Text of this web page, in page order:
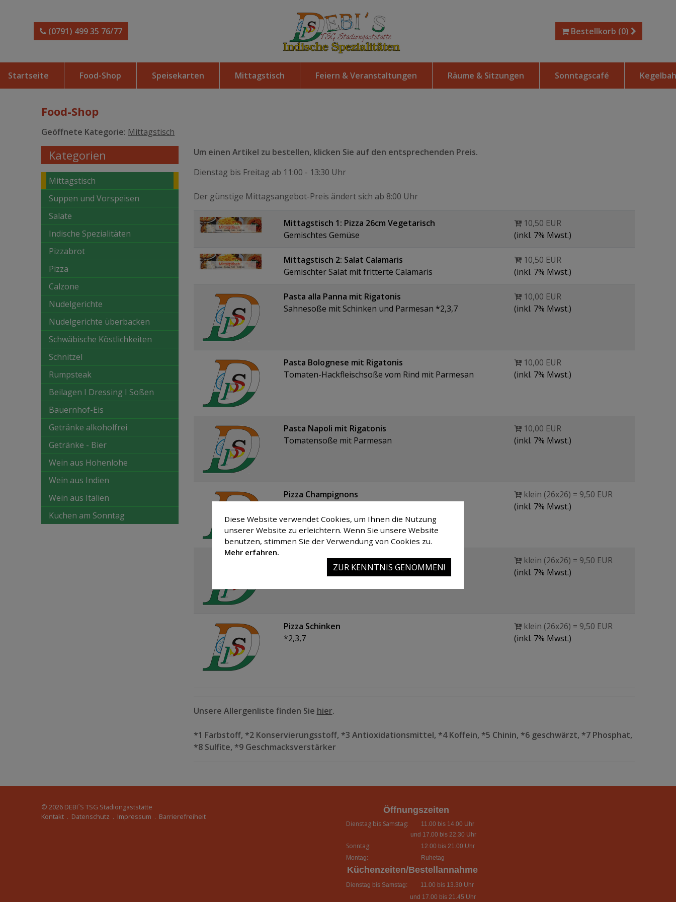
Diese Website verwendet Cookies, um Ihnen die Nutzung
unserer Website zu erleichtern. Wenn Sie unsere Website
benutzen, stimmen Sie der Verwendung von Cookies zu.
Mehr erfahren.
ZUR KENNTNIS GENOMMEN!
(0791) 499 35 76/77 Bestellkorb (0)
Startseite Food-Shop Speisekarten Mittagstisch Feiern & Veranstaltungen Räume & Sitzungen Sonntagscafé
Food-Shop
Geöffnete Kategorie: Mittagstisch
Kategorien
Mittagstisch
Suppen und Vorspeisen
Salate
Indische Spezialitäten
Pizzabrot
Pizza
Calzone
Nudelgerichte
Nudelgerichte überbacken
Schwäbische Köstlichkeiten
Schnitzel
Rumpsteak
Beilagen I Dressing I Soßen
Bauernhof-Eis
Getränke alkoholfrei
Getränke - Bier
Wein aus Hohenlohe
Wein aus Indien
Wein aus Italien
Kuchen am Sonntag
Um einen Artikel zu bestellen, klicken Sie auf den entsprechenden Preis.
Dienstag bis Freitag ab 11:00 - 13:30 Uhr
Der günstige Mittagsangebot-Preis ändert sich ab 8:00 Uhr
Mittagstisch 1: Pizza 26cm Vegetarisch
Gemischtes Gemüse
10,50 EUR
(inkl. 7% Mwst.)
Mittagstisch 2: Salat Calamaris
Gemischter Salat mit fritterte Calamaris
10,50 EUR
(inkl. 7% Mwst.)
Pasta alla Panna mit Rigatonis
Sahnesoße mit Schinken und Parmesan *2,3,7
10,00 EUR
(inkl. 7% Mwst.)
Pasta Bolognese mit Rigatonis
Tomaten-Hackfleischsoße vom Rind mit Parmesan
10,00 EUR
(inkl. 7% Mwst.)
Pasta Napoli mit Rigatonis
Tomatensoße mit Parmesan
10,00 EUR
(inkl. 7% Mwst.)
Pizza Champignons
klein (26x26) = 9,50 EUR
(inkl. 7% Mwst.)
Pizza Salami
klein (26x26) = 9,50 EUR
(inkl. 7% Mwst.)
Pizza Schinken
*2,3,7
klein (26x26) = 9,50 EUR
(inkl. 7% Mwst.)
Unsere Allergenliste finden Sie hier.
*1 Farbstoff, *2 Konservierungsstoff, *3 Antioxidationsmittel, *4 Koffein, *5 Chinin, *6 geschwärzt, *7 Phosphat,
*8 Sulfite, *9 Geschmacksverstärker
© 2026 DEBI´S TSG Stadiongaststätte
Kontakt . Datenschutz . Impressum . Barrierefreiheit
Öffnungszeiten
Dienstag bis Samstag:
11.00 bis 14.00 Uhr
und 17.00 bis 22.30 Uhr
Sonntag:
12.00 bis 21.00 Uhr
Montag:
Ruhetag
Küchenzeiten/Bestellannahme
Dienstag bis Samstag:
11.00 bis 13.30 Uhr
und 17.00 bis 21.45 Uhr